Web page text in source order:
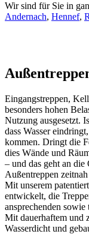
Wir sind für Sie in
Andernach, Hennef,
Außen
Eingangstreppen,
besonders hohen
Nutzung ausgesetzt.
dass Wasser
kommen. Dringt die
dies Wände und
– und das geht an
Außentreppen
Mit unserem
entwickelt, die
ansprechenden
Mit dauerhaftem und
Wasserdicht und